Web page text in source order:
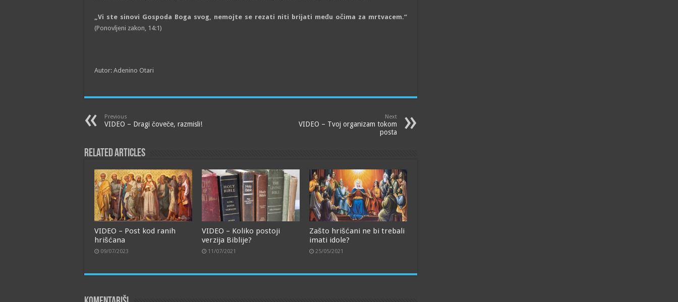
„Vi ste sinovi Gospoda Boga svog, nemojte se rezati niti brijati među očima za mrtvacem.“
(Ponovlјeni zakon, 14:1)
Autor: Adenino Otari
Previous
VIDEO – Dragi čoveče, razmisli!
Next
VIDEO – Tvoj organizam tokom
posta
Related Articles
VIDEO – Post kod ranih
hrišćana
09/07/2023
VIDEO – Koliko postoji
verzija Biblije?
11/07/2021
Zašto hrišćani ne bi trebali
imati idole?
25/05/2021